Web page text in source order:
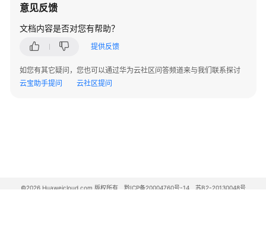
速
入
门
户
指
意见反馈
文档内容是否对您有帮助？
提供反馈
如您有其它疑问，您也可以通过华为云社区问答频道来与我们联系探讨
云宝助手提问
云社区提问
©2026 Huaweicloud.com 版权所有 黔ICP备20004760号-14
苏B2-20130048号